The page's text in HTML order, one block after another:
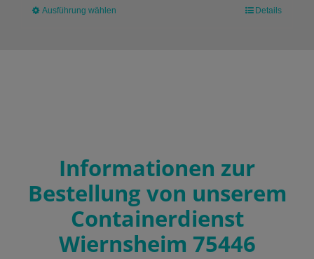
Ausführung wählenDieses
der
Produktseite
gewählt
werden
Details
Informationen zur
Bestellung von unserem
Containerdienst
Wiernsheim 75446